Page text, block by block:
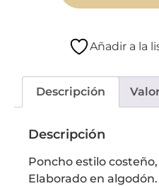
Añadir a la
Descripción
Descripción
Poncho estilo
Elaborado en algodón.